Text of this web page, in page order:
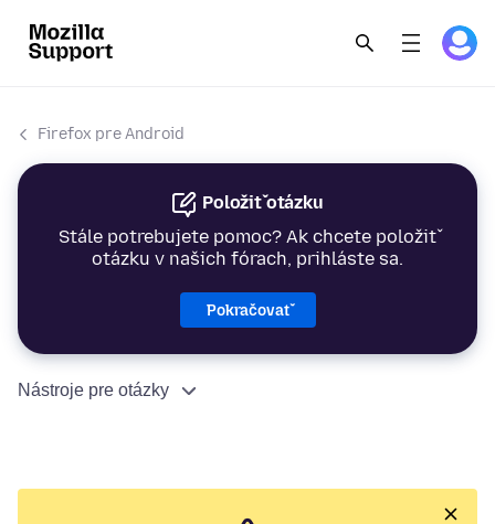
Firefox pre Android
Položiť otázku
Stále potrebujete pomoc? Ak chcete položiť
otázku v našich fórach, prihláste sa.
Pokračovať
Nástroje pre otázky